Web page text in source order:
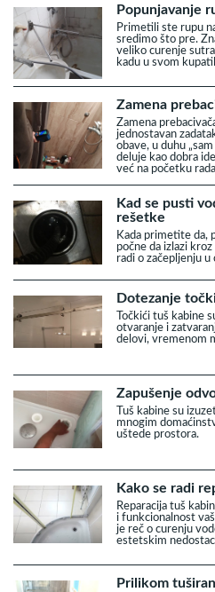
Popunjavanje
Primetili ste rupu
sredimo što pre.
veliko curenje
kadu u svom
Zamena
Zamena
jednostavan
obave, u duhu
deluje kao dobra
već na početku
Kad se pusti
rešetke
Kada primetite da,
počne da izlazi
radi o začepljenju u
Dotezanje
Točkići tuš kabine
otvaranje i
delovi, vremenom
Zapušenje
Tuš kabine su
mnogim
uštede prostora.
Kako se radi
Reparacija tuš
i funkcionalnost
je reč o curenju
estetskim
Prilikom